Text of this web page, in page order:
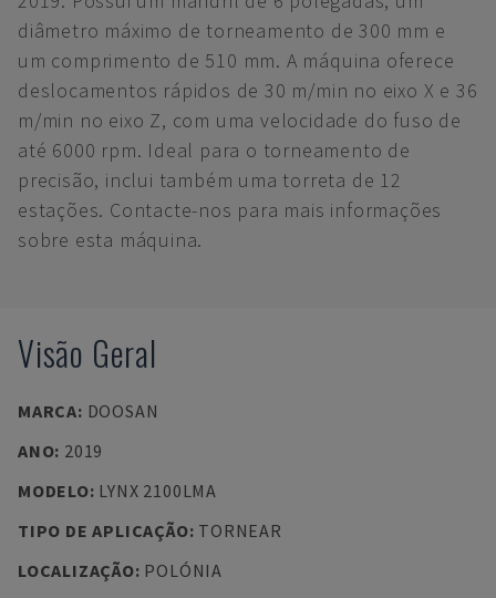
diâmetro máximo de torneamento de 300 mm e
um comprimento de 510 mm. A máquina oferece
deslocamentos rápidos de 30 m/min no eixo X e 36
m/min no eixo Z, com uma velocidade do fuso de
até 6000 rpm. Ideal para o torneamento de
precisão, inclui também uma torreta de 12
estações. Contacte-nos para mais informações
sobre esta máquina.
Visão Geral
MARCA: DOOSAN
ANO: 2019
MODELO: LYNX 2100LMA
TIPO DE APLICAÇÃO: TORNEAR
LOCALIZAÇÃO: POLÓNIA